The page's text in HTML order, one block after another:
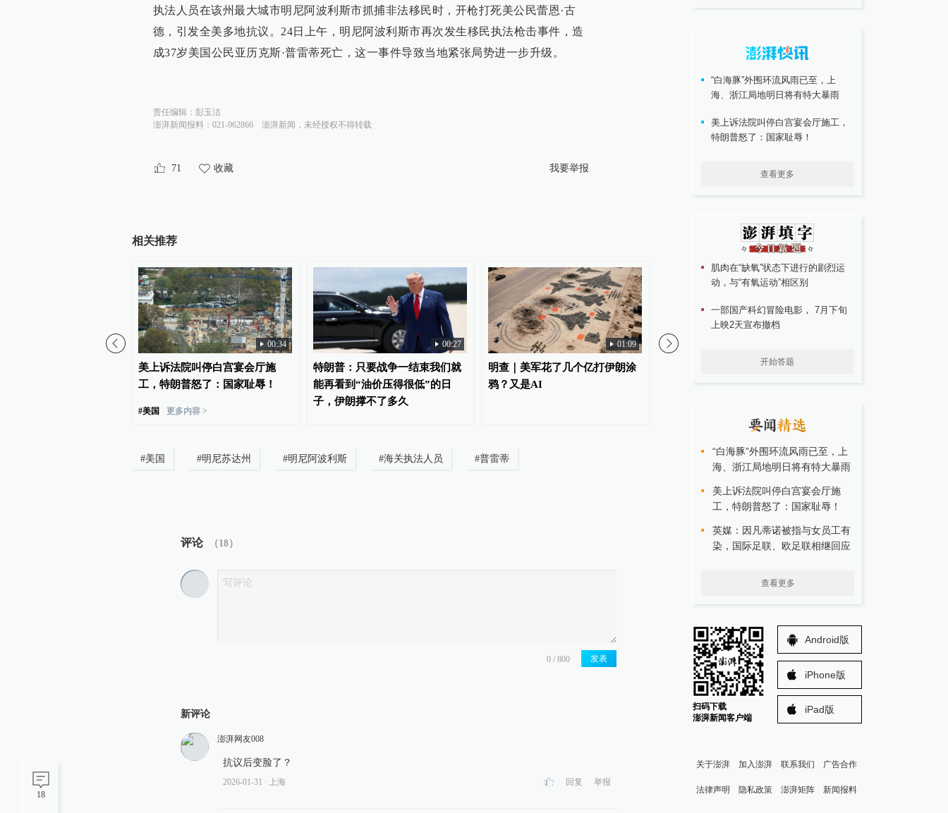
18
执法人员在该州最大城市明尼阿波利斯市抓捕非法移民时，开枪打死美公民蕾恩·古
德，引发全美多地抗议。24日上午，明尼阿波利斯市再次发生移民执法枪击事件，造
成37岁美国公民亚历克斯·普雷蒂死亡，这一事件导致当地紧张局势进一步升级。
责任编辑： 彭玉洁
澎湃新闻报料：021-962866
澎湃新闻，未经授权不得转载
71 收藏 我要举报
相关推荐
00:34
美上诉法院叫停白宫宴会厅施
工，特朗普怒了：国家耻辱！
#美国 更多内容 >
00:27
特朗普：只要战争一结束我们就
能再看到“油价压得很低”的日
子，伊朗撑不了多久
01:09
明查｜美军花了几个亿打伊朗涂
鸦？又是AI
美国考虑推迟征收多晶硅相关产
#美国 #明尼苏达州 #明尼阿波利斯 #海关执法人员 #普雷蒂
评论 （18）
发表
新评论
澎湃网友008
抗议后变脸了？
2026-01-31 ∙ 上海 回复 举报
“白海豚”外围环流风雨已至，上
海、浙江局地明日将有特大暴雨
美上诉法院叫停白宫宴会厅施工，
特朗普怒了：国家耻辱！
查看更多
肌肉在“缺氧”状态下进行的剧烈运
动，与“有氧运动”相区别
一部国产科幻冒险电影， 7月下旬
上映2天宣布撤档
开始答题
“白海豚”外围环流风雨已至，上
海、浙江局地明日将有特大暴雨
美上诉法院叫停白宫宴会厅施
工，特朗普怒了：国家耻辱！
英媒：因凡蒂诺被指与女员工有
染，国际足联、欧足联相继回应
查看更多
扫码下载
澎湃新闻客户端
Android版
iPhone版
iPad版
关于澎湃 加入澎湃 联系我们 广告合作
法律声明 隐私政策 澎湃矩阵 新闻报料